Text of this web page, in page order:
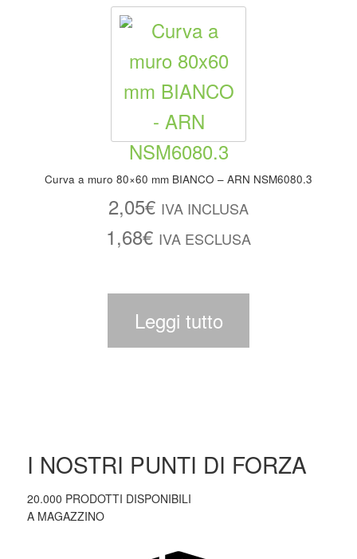
Curva a muro 80×60 mm BIANCO – ARN NSM6080.3
2,05€ IVA INCLUSA
1,68€ IVA ESCLUSA
Leggi tutto
I NOSTRI PUNTI DI FORZA
20.000 PRODOTTI DISPONIBILI
A MAGAZZINO